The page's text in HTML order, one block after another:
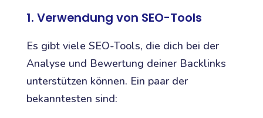
1. Verwendung von SEO-Tools
Es gibt viele SEO-Tools, die dich bei der
Analyse und Bewertung deiner Backlinks
unterstützen können. Ein paar der
bekanntesten sind: